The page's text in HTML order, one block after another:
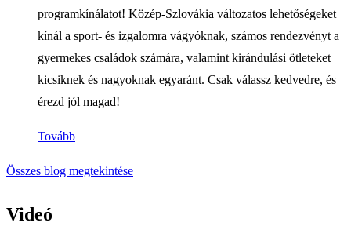
programkínálatot! Közép-Szlovákia változatos lehetőségeket
kínál a sport- és izgalomra vágyóknak, számos rendezvényt a
gyermekes családok számára, valamint kirándulási ötleteket
kicsiknek és nagyoknak egyaránt. Csak válassz kedvedre, és
érezd jól magad!
Tovább
Összes blog megtekintése
Videó